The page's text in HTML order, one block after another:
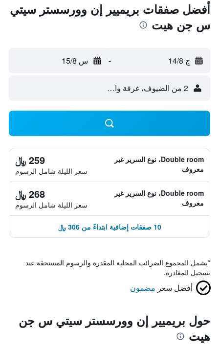
أفضل صفقات بريميير إن وورسستر سيتي
س جن هيت
ج 14/8 - س 15/8
2 من الضيوف، غرفة واحدة
Double room، نوع السرير غير
معروف
259 ﷼
سعر الليلة شامل الرسوم
Double room، نوع السرير غير
معروف
268 ﷼
سعر الليلة شامل الرسوم
10 صفقات إضافية ابتداءً من 306 ﷼
*يشمل المجموع الضرائب المحلية المقدرة والرسوم المستحقة عند
تسجيل المغادرة.
أفضل سعر مضمون
حول بريميير إن وورسستر سيتي س جن
هيت